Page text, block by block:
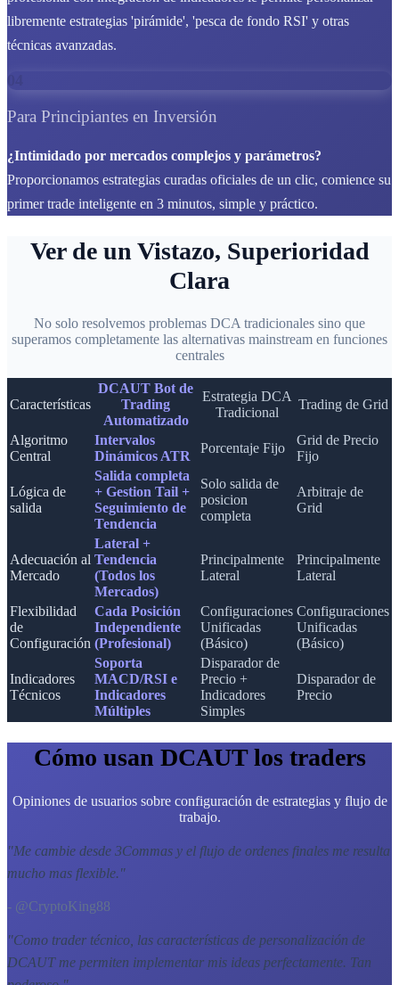
libremente estrategias 'pirámide', 'pesca de fondo RSI' y otras
técnicas avanzadas.
Para Principiantes en Inversión
¿Intimidado por mercados complejos y parámetros?
Proporcionamos estrategias curadas oficiales de un clic, comience su
primer trade inteligente en 3 minutos, simple y práctico.
Ver de un Vistazo, Superioridad
Clara
No solo resolvemos problemas DCA tradicionales sino que
superamos completamente las alternativas mainstream en funciones
centrales
Características
DCAUT Bot de
Trading
Automatizado
Estrategia DCA
Tradicional
Trading de Grid
Algoritmo
Central
Intervalos
Dinámicos ATR
Porcentaje Fijo
Grid de Precio
Fijo
Lógica de
salida
Salida completa
+ Gestion Tail +
Seguimiento de
Tendencia
Solo salida de
posicion
completa
Arbitraje de
Grid
Adecuación al
Mercado
Lateral +
Tendencia
(Todos los
Mercados)
Principalmente
Lateral
Principalmente
Lateral
Flexibilidad
de
Configuración
Cada Posición
Independiente
(Profesional)
Configuraciones
Unificadas
(Básico)
Configuraciones
Unificadas
(Básico)
Indicadores
Técnicos
Soporta
MACD/RSI e
Indicadores
Múltiples
Disparador de
Precio +
Indicadores
Simples
Disparador de
Precio
Cómo usan DCAUT los traders
Opiniones de usuarios sobre configuración de estrategias y flujo de
trabajo.
"Me cambie desde 3Commas y el flujo de ordenes finales me resulta
mucho mas flexible."
- @CryptoKing88
"Como trader técnico, las características de personalización de
DCAUT me permiten implementar mis ideas perfectamente. Tan